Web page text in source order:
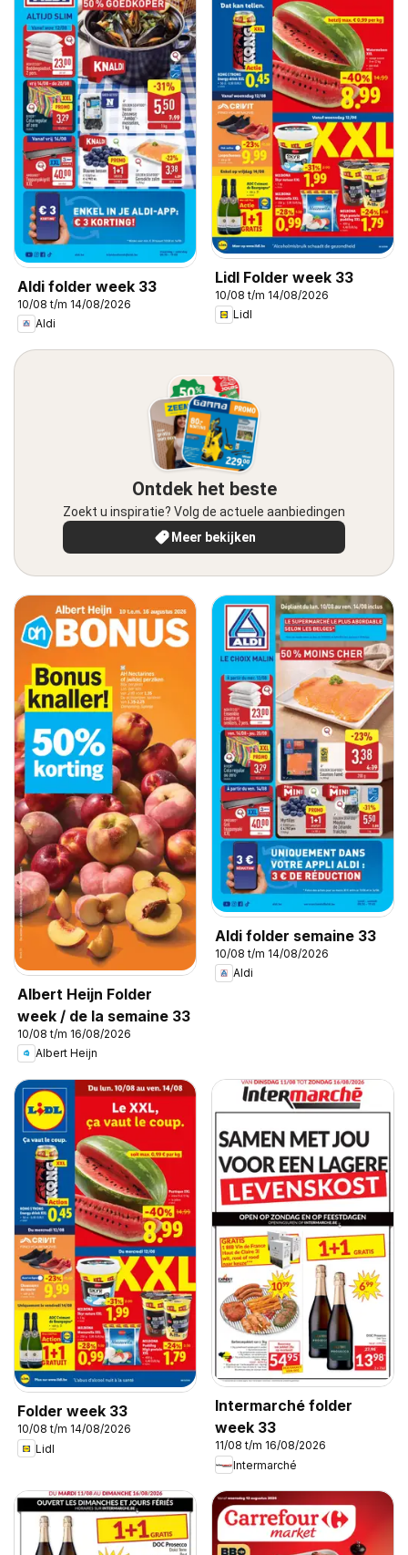
Aldi folder week 33
10/08 t/m 14/08/2026
Aldi
Lidl Folder week 33
10/08 t/m 14/08/2026
Lidl
Ontdek het beste
Zoekt u inspiratie? Volg de actuele aanbiedingen
Meer bekijken
Albert Heijn Folder
week / de la semaine 33
10/08 t/m 16/08/2026
Albert Heijn
Aldi folder semaine 33
10/08 t/m 14/08/2026
Aldi
Folder week 33
10/08 t/m 14/08/2026
Lidl
Intermarché folder
week 33
11/08 t/m 16/08/2026
Intermarché